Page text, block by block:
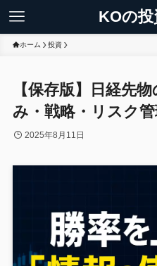
KOの
ホーム 投資
【保存版】日経先
み・戦略・リスク
2025年8月11日